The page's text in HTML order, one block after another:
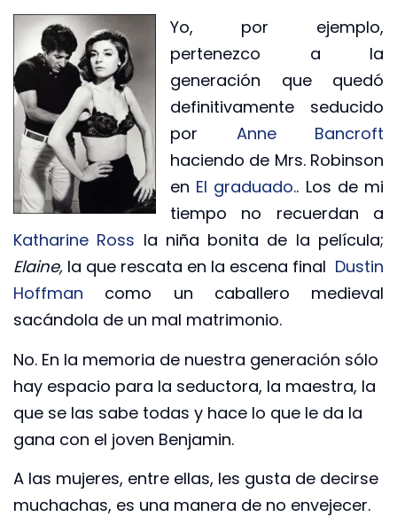
Yo, por ejemplo,
pertenezco a la
generación que quedó
definitivamente seducido
por Anne Bancroft
haciendo de Mrs. Robinson
en El graduado.. Los de mi
tiempo no recuerdan a
Katharine Ross la niña bonita de la película;
Elaine, la que rescata en la escena final Dustin
Hoffman como un caballero medieval
sacándola de un mal matrimonio.
No. En la memoria de nuestra generación sólo
hay espacio para la seductora, la maestra, la
que se las sabe todas y hace lo que le da la
gana con el joven Benjamin.
A las mujeres, entre ellas, les gusta de decirse
muchachas, es una manera de no envejecer.